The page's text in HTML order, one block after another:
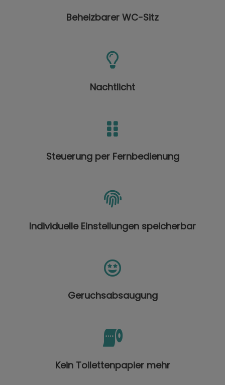
Beheizbarer WC-Sitz
Nachtlicht​
Steuerung per Fernbedienung
Individuelle Einstellungen speicherbar
Geruchsabsaugung
Kein Toilettenpapier mehr